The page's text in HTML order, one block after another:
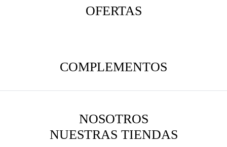
OFERTAS
COMPLEMENTOS
NOSOTROS
NUESTRAS TIENDAS